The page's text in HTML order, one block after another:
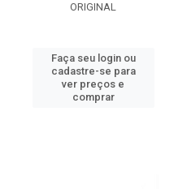
ORIGINAL
Faça seu login ou
cadastre-se para
ver preços e
comprar